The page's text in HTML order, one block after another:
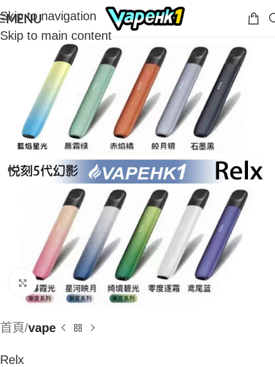
Skip to navigation
Skip to main content
MENU
Click to enlarge
首頁 vape
Relx